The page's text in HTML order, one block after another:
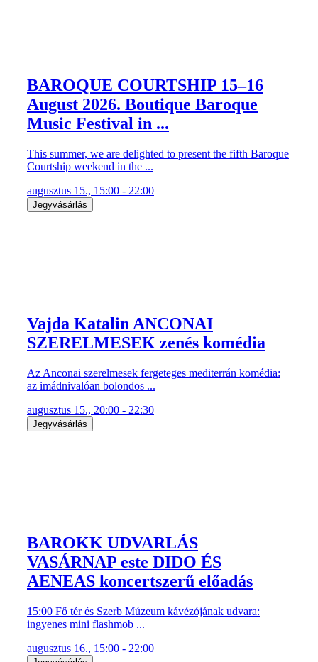
BAROQUE COURTSHIP 15–16
August 2026. Boutique Baroque
Music Festival in ...
This summer, we are delighted to present the fifth Baroque
Courtship weekend in the ...
augusztus 15., 15:00 - 22:00
Jegyvásárlás
Vajda Katalin ANCONAI
SZERELMESEK zenés komédia
Az Anconai szerelmesek fergeteges mediterrán komédia:
az imádnivalóan bolondos ...
augusztus 15., 20:00 - 22:30
Jegyvásárlás
BAROKK UDVARLÁS
VASÁRNAP este DIDO ÉS
AENEAS koncertszerű előadás
15:00 Fő tér és Szerb Múzeum kávézójának udvara:
ingyenes mini flashmob ...
augusztus 16., 15:00 - 22:00